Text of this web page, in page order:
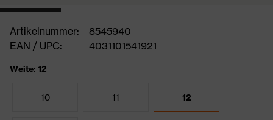
Artikelnummer:
8545940
EAN / UPC:
4031101541921
Weite: 12
10 11 12